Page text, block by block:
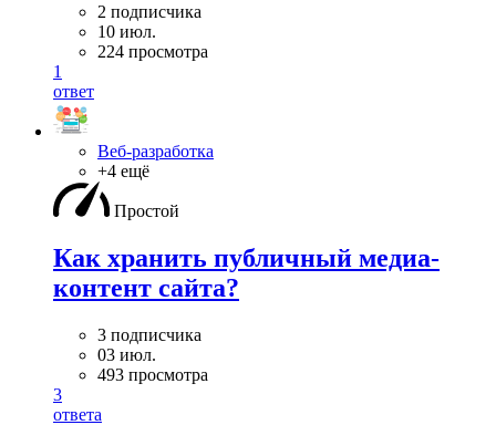
2 подписчика
10 июл.
224 просмотра
1
ответ
Веб-разработка
+4 ещё
Простой
Как хранить публичный медиа-
контент сайта?
3 подписчика
03 июл.
493 просмотра
3
ответа